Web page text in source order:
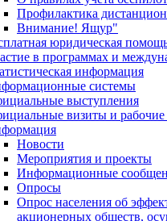
Профилактика
Внимание! Ящур"
юридическая
в программах и
информация
системы
выступления
визиты и рабочие
Новости
Мероприятия и проекты
Информационные
Опросы
Опрос населения об
акционерных обществ,